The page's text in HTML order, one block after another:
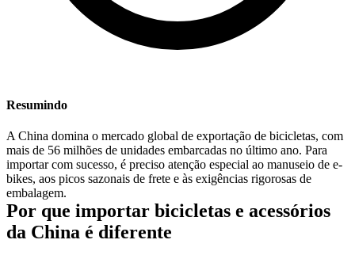
Resumindo
A China domina o mercado global de exportação de bicicletas, com
mais de 56 milhões de unidades embarcadas no último ano. Para
importar com sucesso, é preciso atenção especial ao manuseio de e-
bikes, aos picos sazonais de frete e às exigências rigorosas de
embalagem.
Por que importar bicicletas e acessórios
da China é diferente